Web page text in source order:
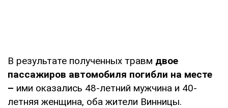
В результате полученных травм двое
пассажиров автомобиля погибли на месте
– ими оказались 48-летний мужчина и 40-
летняя женщина, оба жители Винницы.